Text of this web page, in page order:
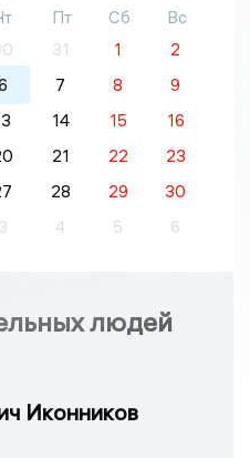
Пт Сб
Вс
31 1
2
7 8
9
14 15
16
21 22
23
28 29
30
3 4 5 6
людей
Иконников